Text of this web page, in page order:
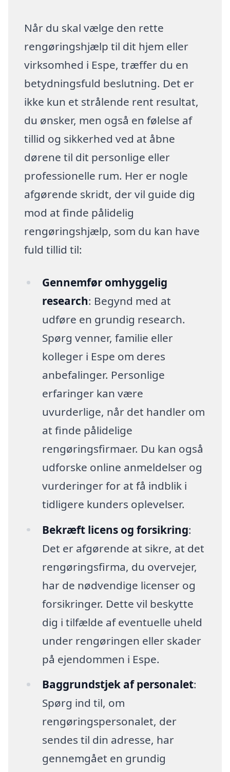
Når du skal vælge den rette
rengøringshjælp til dit hjem eller
virksomhed i Espe, træffer du en
betydningsfuld beslutning. Det er
ikke kun et strålende rent resultat,
du ønsker, men også en følelse af
tillid og sikkerhed ved at åbne
dørene til dit personlige eller
professionelle rum. Her er nogle
afgørende skridt, der vil guide dig
mod at finde pålidelig
rengøringshjælp, som du kan have
fuld tillid til:
Gennemfør omhyggelig
research: Begynd med at
udføre en grundig research.
Spørg venner, familie eller
kolleger i Espe om deres
anbefalinger. Personlige
erfaringer kan være
uvurderlige, når det handler om
at finde pålidelige
rengøringsfirmaer. Du kan også
udforske online anmeldelser og
vurderinger for at få indblik i
tidligere kunders oplevelser.
Bekræft licens og forsikring:
Det er afgørende at sikre, at det
rengøringsfirma, du overvejer,
har de nødvendige licenser og
forsikringer. Dette vil beskytte
dig i tilfælde af eventuelle uheld
under rengøringen eller skader
på ejendommen i Espe.
Baggrundstjek af personalet:
Spørg ind til, om
rengøringspersonalet, der
sendes til din adresse, har
gennemgået en grundig